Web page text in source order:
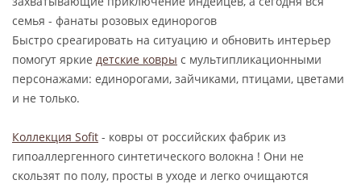
семья - фанаты розовых единорогов
Быстро среагировать на ситуацию и обновить интерьер
помогут яркие детские ковры с мультипликационными
персонажами: единорогами, зайчиками, птицами, цветами
и не только.
Коллекция Sofit - ковры от российских фабрик из
гипоаллергенного синтетического волокна ! Они не
скользят по полу, просты в уходе и легко очищаются